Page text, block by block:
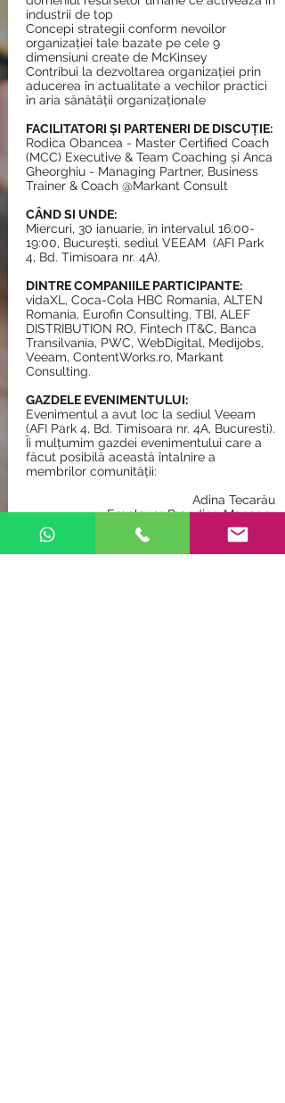
industrii de top
Concepi strategii conform nevoilor
organizației tale bazate pe cele 9
dimensiuni create de McKinsey
Contribui la dezvoltarea organizației prin
aducerea în actualitate a vechilor practici
în aria sănătății organizaționale
FACILITATORI ȘI PARTENERI DE DISCUȚIE:
Rodica Obancea - Master Certified Coach
(MCC) Executive & Team Coaching și Anca
Gheorghiu - Managing Partner, Business
Trainer & Coach @Markant Consult
CÂND SI UNDE:
Miercuri, 30 ianuarie, în intervalul 16:00-
19:00, București, sediul VEEAM ​ (AFI Park
4, Bd. Timisoara nr. 4A).
DINTRE COMPANIILE PARTICIPANTE:
vidaXL, Coca-Cola HBC Romania, ALTEN
Romania, Eurofin Consulting, TBI, ALEF
DISTRIBUTION RO, Fintech IT&C, Banca
Transilvania, PWC, WebDigital, Medijobs,
Veeam, ContentWorks.ro, Markant
Consulting.
GAZDELE EVENIMENTULUI:
Evenimentul a avut loc la sediul Veeam
(AFI Park 4, Bd. Timisoara nr. 4A, Bucuresti).
Îi mulțumim gazdei evenimentului care a
făcut posibilă această întalnire a
membrilor comunității:​
Adina Tecarău
Employer Branding Manager
@Veeam Software